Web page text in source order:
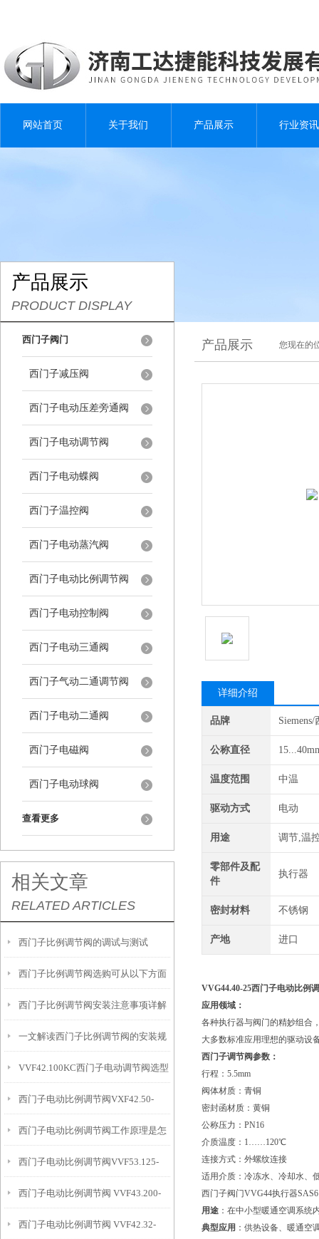
网站首页 关于我们 产品展示 行业资讯
产品展示
PRODUCT DISPLAY
西门子阀门
西门子减压阀
西门子电动压差旁通阀
西门子电动调节阀
西门子电动蝶阀
西门子温控阀
西门子电动蒸汽阀
西门子电动比例调节阀
西门子电动控制阀
西门子电动三通阀
西门子气动二通调节阀
西门子电动二通阀
西门子电磁阀
西门子电动球阀
查看更多
相关文章
RELATED ARTICLES
西门子比例调节阀的调试与测试
西门子比例调节阀选购可从以下方面
进行
西门子比例调节阀安装注意事项详解
一文解读西门子比例调节阀的安装规
范
VVF42.100KC西门子电动调节阀选型
指导
西门子电动比例调节阀VXF42.50-
31.5C
西门子电动比例调节阀工作原理是怎
样的
西门子电动比例调节阀VVF53.125-
250
西门子电动比例调节阀 VVF43.200-
450K
西门子电动比例调节阀 VVF42.32-
产品展示 您现在的
详细介绍
品牌
公称直径
温度范围 中温
驱动方式 电动
用途 调节,温
零部件及配
件
执行器
密封材料 不锈钢
产地 进口
VVG44.40-25西门子电动比例
应用领域：
各种执行器与阀门的精妙组合
大多数标准应用理想的驱动设
西门子调节阀参数：
行程：5.5mm
阀体材质：青铜
密封函材质：黄铜
公称压力：PN16
介质温度：1……120℃
连接方式：外螺纹连接
适用介质：冷冻水、冷却水、
西门子阀门VVG44执行器
用途 ：在中小型暖通空调系统
典型应用 ：供热设备、暖通空